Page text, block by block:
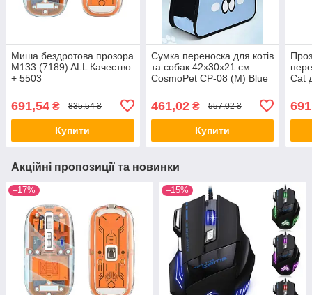
Миша бездротова прозора
M133 (7189) ALL Качество
+ 5503
691,54 ₴ 835,54 ₴
Купити
Сумка переноска для котів
та собак 42x30x21 см
CosmoPet CP-08 (M) Blue
461,02₴ 557,02 ₴
Купити
Cat
Акційні пропозиції та новинки
–17% –15%